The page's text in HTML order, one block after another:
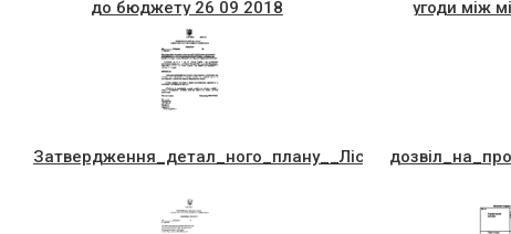
до бюджету 26 09 2018
угоди між
радами
Затвердження_детал_ного_плану__Лiсова,83,_Вiтiв